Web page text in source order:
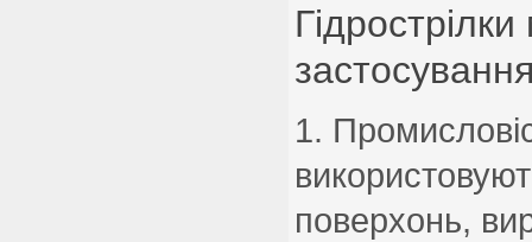
поверхонь,